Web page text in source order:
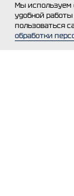
Мы используем
удобной
пользоваться
обработки